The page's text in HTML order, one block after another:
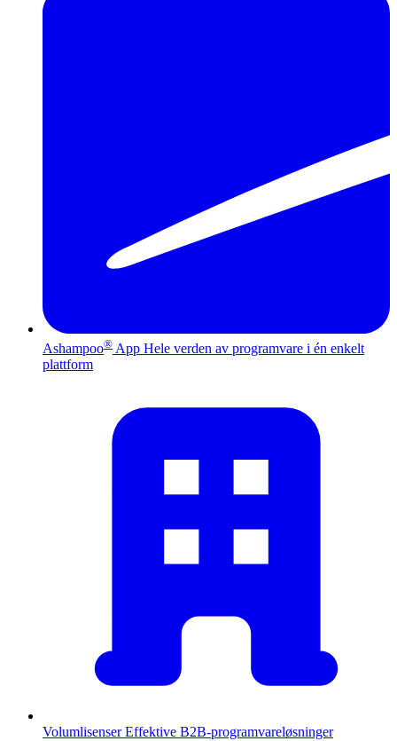
Ashampoo® App Hele verden av programvare i én enkelt
plattform
Volumlisenser Effektive B2B-programvareløsninger